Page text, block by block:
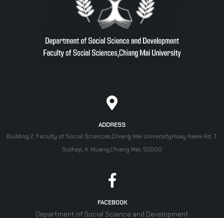
ADDRESS
Building 2, Faculty of Social Sciences,Chiang Mai UniversityHuay Kaew Rd, T.
Suthep, A. Muang,Chiang Mai, 50200
FACEBOOK
Department of Social Science and Development